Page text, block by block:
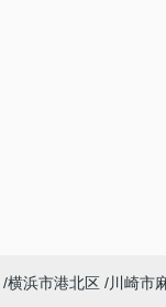
横浜市港北区
川崎市